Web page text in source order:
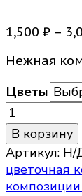
1,500 ₽ –
Нежная
Цветы
Количество
товара
Цветочная
композиция
Весна
В корзину
Артикул: Н/
цветочная